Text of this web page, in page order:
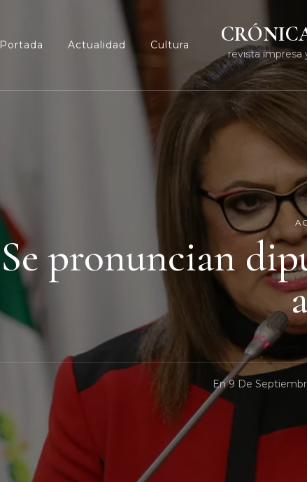
Portada Actualidad Cultura
revista impresa
Se pronuncian
En9 De